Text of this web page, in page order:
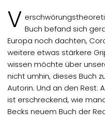
V Buch befand sich
Europa noch dachten,
weitere etwas stärkere
wissen möchte über
nicht umhin, dieses Buch
Autorin. Und an den Rest:
ist erschreckend, wie
Becks neuem Buch der